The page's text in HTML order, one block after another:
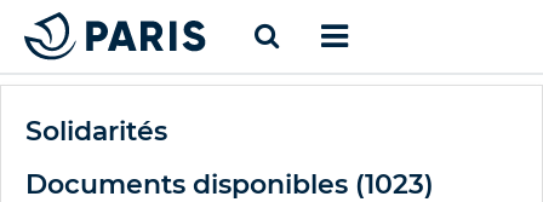
Solidarités
Documents disponibles (1023)